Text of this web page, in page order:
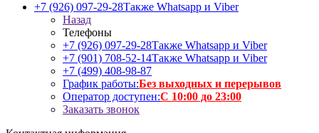
+7 (926) 097-29-28Также Whatsapp и Viber
Назад
Телефоны
+7 (926) 097-29-28Также Whatsapp и Viber
+7 (901) 708-52-14Также Whatsapp и Viber
+7 (499) 408-98-87
График работы:Без выходных и перерывов
Оператор доступен:С 10:00 до 23:00
Заказать звонок